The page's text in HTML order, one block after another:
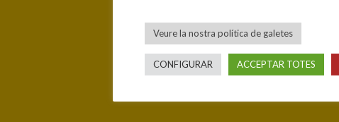
Veure la nostra política de galetes
CONFIGURAR ACCEPTAR TOTES